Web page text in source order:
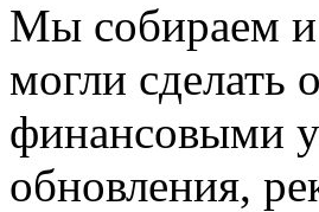
Мы собираем
могли сделать
финансовыми
обновления,